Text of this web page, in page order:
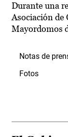
Durante una
Asociación de
Mayordomos
Notas de
Fotos